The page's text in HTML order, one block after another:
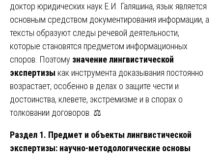
доктор юридических наук Е.И. Галяшина, язык является
основным средством документирования информации, а
тексты образуют следы речевой деятельности,
которые становятся предметом информационных
споров. Поэтому значение лингвистической
экспертизы как инструмента доказывания постоянно
возрастает, особенно в делах о защите чести и
достоинства, клевете, экстремизме и в спорах о
толковании договоров. ⚖️
Раздел 1. Предмет и объекты лингвистической
экспертизы: научно-методологические основы